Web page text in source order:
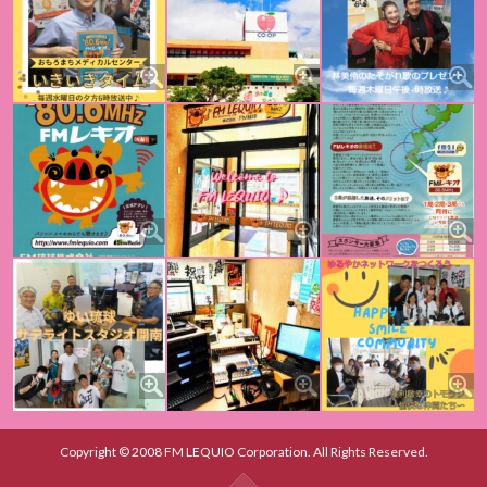
Copyright © 2008 FM LEQUIO Corporation. All Rights Reserved.